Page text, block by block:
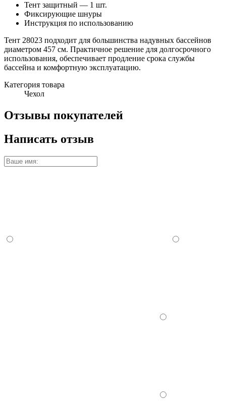
Тент защитный — 1 шт.
Фиксирующие шнуры
Инструкция по использованию
Тент 28023 подходит для большинства надувных бассейнов
диаметром 457 см. Практичное решение для долгосрочного
использования, обеспечивает продление срока службы
бассейна и комфортную эксплуатацию.
Категория товара
Чехол
Отзывы покупателей
Написать отзыв